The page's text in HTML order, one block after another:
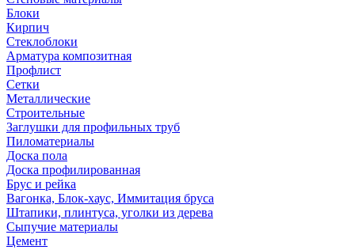
Блоки
Кирпич
Стеклоблоки
Арматура композитная
Профлист
Сетки
Металлические
Строительные
Заглушки для профильных труб
Пиломатериалы
Доска пола
Доска профилированная
Брус и рейка
Вагонка, Блок-хаус, Иммитация бруса
Штапики, плинтуса, уголки из дерева
Сыпучие материалы
Цемент